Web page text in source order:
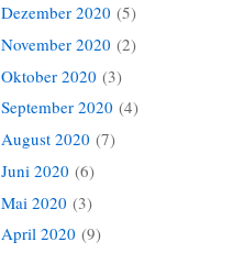
Dezember 2020 (5)
November 2020 (2)
Oktober 2020 (3)
September 2020 (4)
August 2020 (7)
Juni 2020 (6)
Mai 2020 (3)
April 2020 (9)